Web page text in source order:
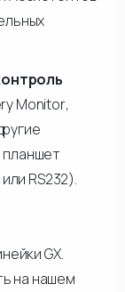
Monitor,
планшет
RS232).
GX.
на нашем